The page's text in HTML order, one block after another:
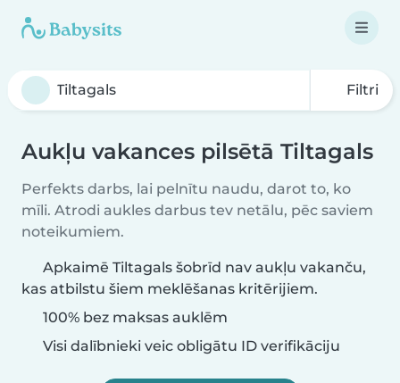
Filtri
Aukļu vakances pilsētā Tiltagals
Perfekts darbs, lai pelnītu naudu, darot to, ko
mīli. Atrodi aukles darbus tev netālu, pēc saviem
noteikumiem.
Apkaimē Tiltagals šobrīd nav aukļu vakanču,
kas atbilstu šiem meklēšanas kritērijiem.
100% bez maksas auklēm
Visi dalībnieki veic obligātu ID verifikāciju